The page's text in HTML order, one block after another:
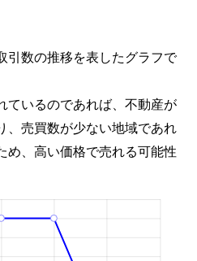
引数の推移を表したグラフで
ているのであれば、不動産が
、売買数が少ない地域であれ
め、高い価格で売れる可能性